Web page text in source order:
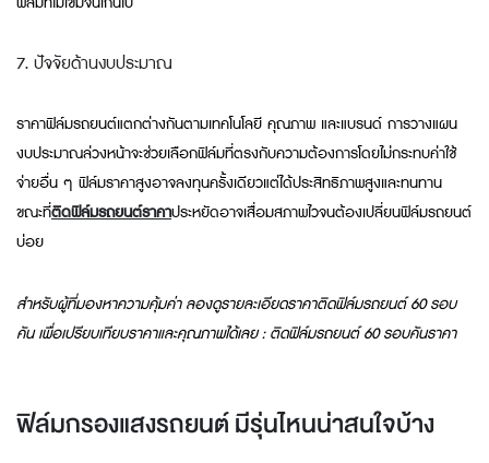
7. ปัจจัยด้านงบประมาณ
ราคาฟิล์มรถยนต์แตกต่างกันตามเทคโนโลยี คุณภาพ และแบรนด์ การวางแผน
งบประมาณล่วงหน้าจะช่วยเลือกฟิล์มที่ตรงกับความต้องการโดยไม่กระทบค่าใช้
จ่ายอื่น ๆ ฟิล์มราคาสูงอาจลงทุนครั้งเดียวแต่ได้ประสิทธิภาพสูงและทนทาน
ขณะที่ติดฟิล์มรถยนต์ราคาประหยัดอาจเสื่อมสภาพไวจนต้องเปลี่ยนฟิล์มรถยนต์
บ่อย
สำหรับผู้ที่มองหาความคุ้มค่า ลองดูรายละเอียดราคาติดฟิล์มรถยนต์ 60 รอบ
คัน เพื่อเปรียบเทียบราคาและคุณภาพได้เลย : ติดฟิล์มรถยนต์ 60 รอบคันราคา
ฟิล์มกรองแสงรถยนต์ มีรุ่นไหนน่าสนใจบ้าง